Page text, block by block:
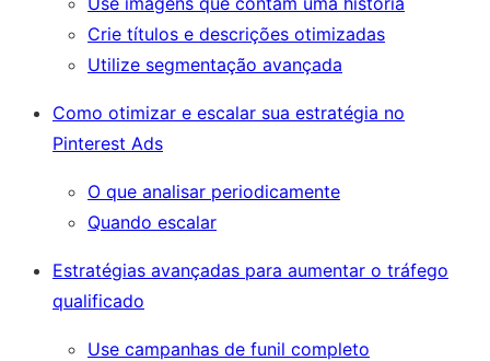
Crie títulos e descrições otimizadas
Utilize segmentação avançada
Como otimizar e escalar sua estratégia no
Pinterest Ads
O que analisar periodicamente
Quando escalar
Estratégias avançadas para aumentar o tráfego
qualificado
Use campanhas de funil completo